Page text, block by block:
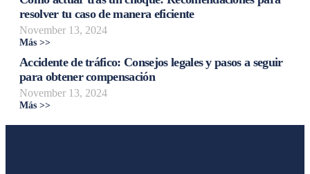
resolver tu caso de manera eficiente
November 13, 2024
Más >>
Accidente de tráfico: Consejos legales y pasos a seguir
para obtener compensación
November 13, 2024
Más >>